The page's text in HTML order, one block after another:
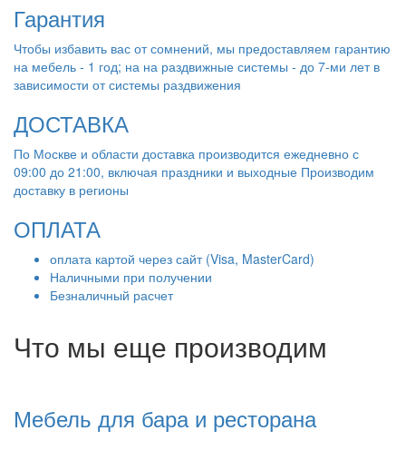
Гарантия
Чтобы избавить вас от сомнений, мы предоставляем гарантию
на мебель - 1 год; на на раздвижные системы - до 7-ми лет в
зависимости от системы раздвижения
ДОСТАВКА
По Москве и области доставка производится ежедневно с
09:00 до 21:00, включая праздники и выходные Производим
доставку в регионы
ОПЛАТА
оплата картой через сайт (Visa, MasterCard)
Наличными при получении
Безналичный расчет
Что мы еще производим
Мебель для бара и ресторана